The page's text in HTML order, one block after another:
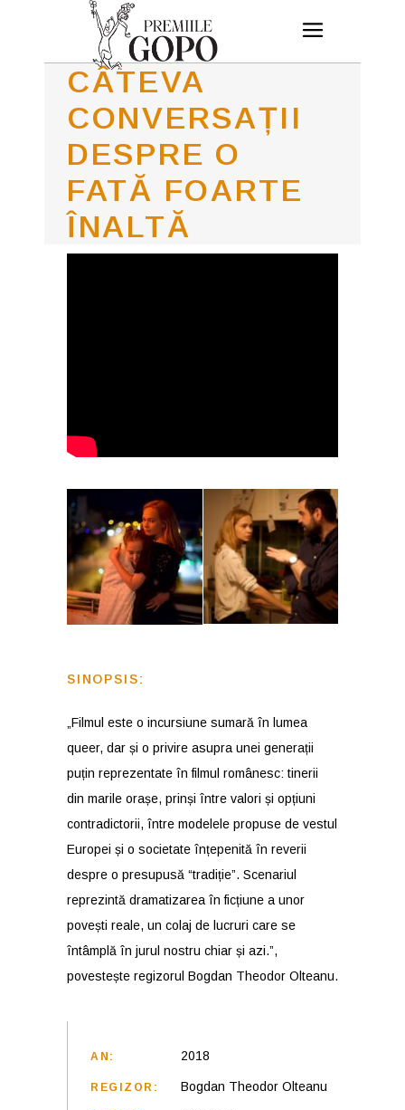
CÂTEVA
CONVERSAȚII
DESPRE O
FATĂ FOARTE
ÎNALTĂ
SINOPSIS:
„Filmul este o incursiune sumară în lumea
queer, dar și o privire asupra unei generații
puțin reprezentate în filmul românesc: tinerii
din marile orașe, prinși între valori și opțiuni
contradictorii, între modelele propuse de vestul
Europei și o societate înțepenită în reverii
despre o presupusă “tradiție”. Scenariul
reprezintă dramatizarea în ficțiune a unor
povești reale, un colaj de lucruri care se
întâmplă în jurul nostru chiar și azi.”,
povestește regizorul Bogdan Theodor Olteanu.
AN: 2018
REGIZOR: Bogdan Theodor Olteanu